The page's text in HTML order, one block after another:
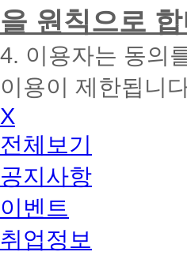
을 원칙으로
4. 이용자는 동의
이용이 제한됩니
X
전체보기
공지사항
이벤트
취업정보